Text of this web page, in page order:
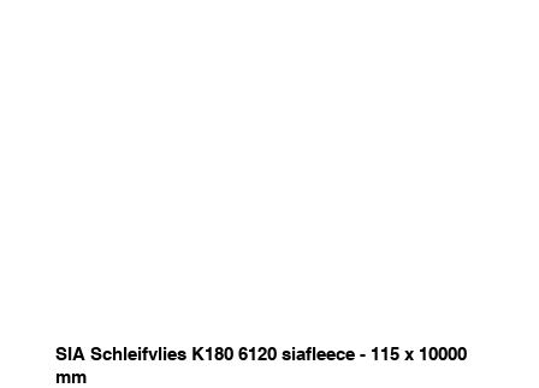
SIA Schleifvlies K180 6120 siafleece - 115 x 10000
mm